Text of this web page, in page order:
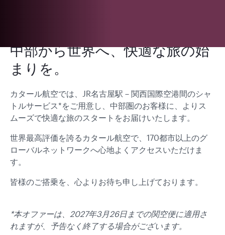
中部から世界へ、快適な旅の始
まりを。
カタール航空では、JR名古屋駅－関西国際空港間のシャ
トルサービス*をご用意し、中部圏のお客様に、よりス
ムーズで快適な旅のスタートをお届けいたします。
世界最高評価を誇るカタール航空で、170都市以上のグ
ローバルネットワークへ心地よくアクセスいただけま
す。
皆様のご搭乗を、心よりお待ち申し上げております。
*本オファーは、2027年3月26日までの関空便に適用さ
れますが、予告なく終了する場合がございます。